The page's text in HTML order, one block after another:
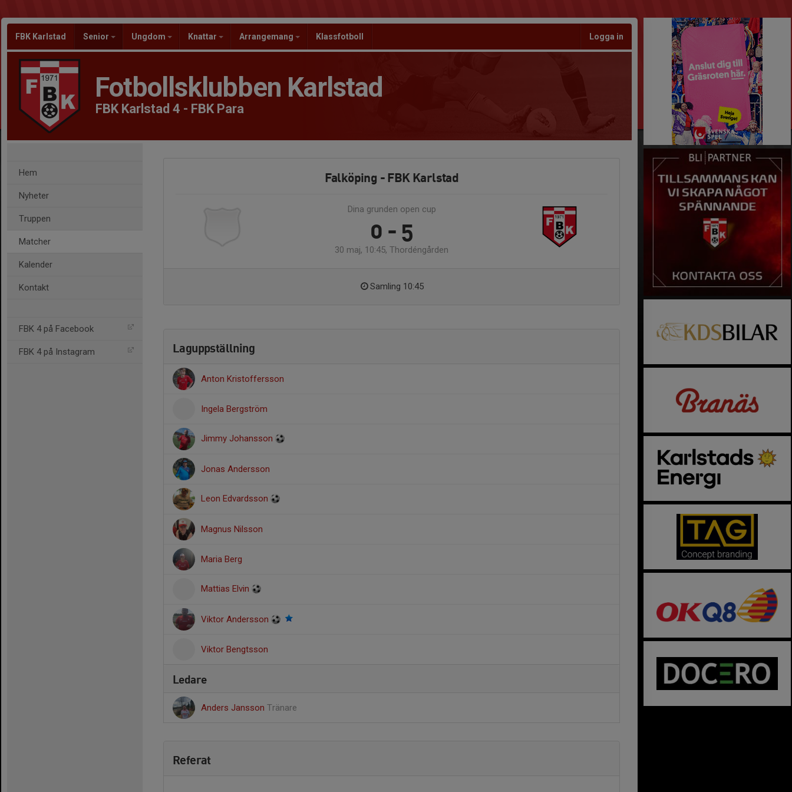
FBK Karlstad Senior Ungdom Knattar Arrangemang Klassfotboll Logga in
Fotbollsklubben Karlstad
FBK Karlstad 4 - FBK Para
Hem
Nyheter
Truppen
Matcher
Kalender
Kontakt
FBK 4 på Facebook
FBK 4 på Instagram
Falköping - FBK Karlstad
Dina grunden open cup
0 - 5
30 maj, 10:45, Thordéngården
Samling 10:45
Laguppställning
Anton Kristoffersson
Ingela Bergström
Jimmy Johansson
Jonas Andersson
Leon Edvardsson
Magnus Nilsson
Maria Berg
Mattias Elvin
Viktor Andersson
Viktor Bengtsson
Ledare
Anders Jansson Tränare
Referat